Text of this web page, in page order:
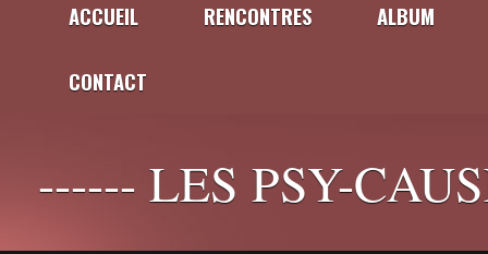
ACCUEIL RENCONTRES ALBUM
CONTACT
------ LES PSY-